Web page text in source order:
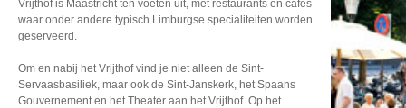
Vrijthof is Maastricht ten voeten uit, met restaurants en cafés
waar onder andere typisch Limburgse specialiteiten worden
geserveerd.
Om en nabij het Vrijthof vind je niet alleen de Sint-
Servaasbasiliek, maar ook de Sint-Janskerk, het Spaans
Gouvernement en het Theater aan het Vrijthof. Op het